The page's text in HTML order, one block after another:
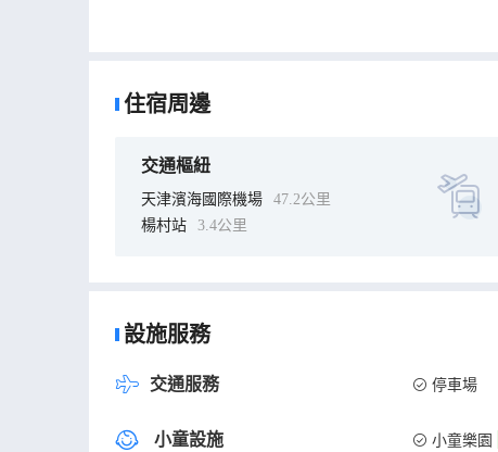
住宿周邊
交通樞紐
天津濱海國際機場
47.2公里
楊村站
3.4公里
設施服務
交通服務 停車場
小童設施 小童樂園